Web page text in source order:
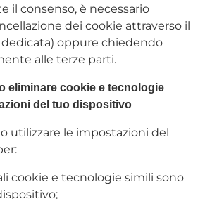
il consenso, è necessario
dei cookie attraverso il
dedicata) oppure chiedendo
alle terze parti.
eliminare cookie e tecnologie
del tuo dispositivo
utilizzare le impostazioni del
cookie e tecnologie simili sono